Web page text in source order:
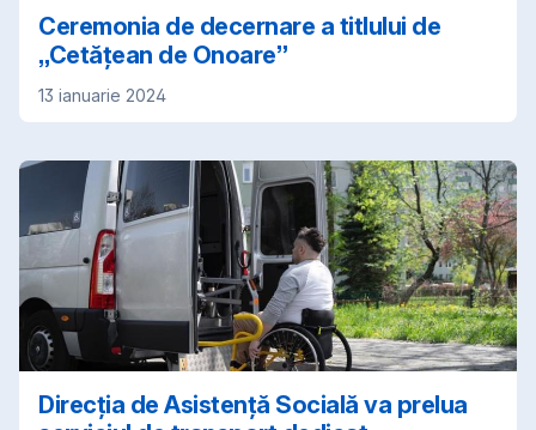
Ceremonia de decernare a titlului de
„Cetăţean de Onoare”
13 ianuarie 2024
Direcția de Asistență Socială va prelua